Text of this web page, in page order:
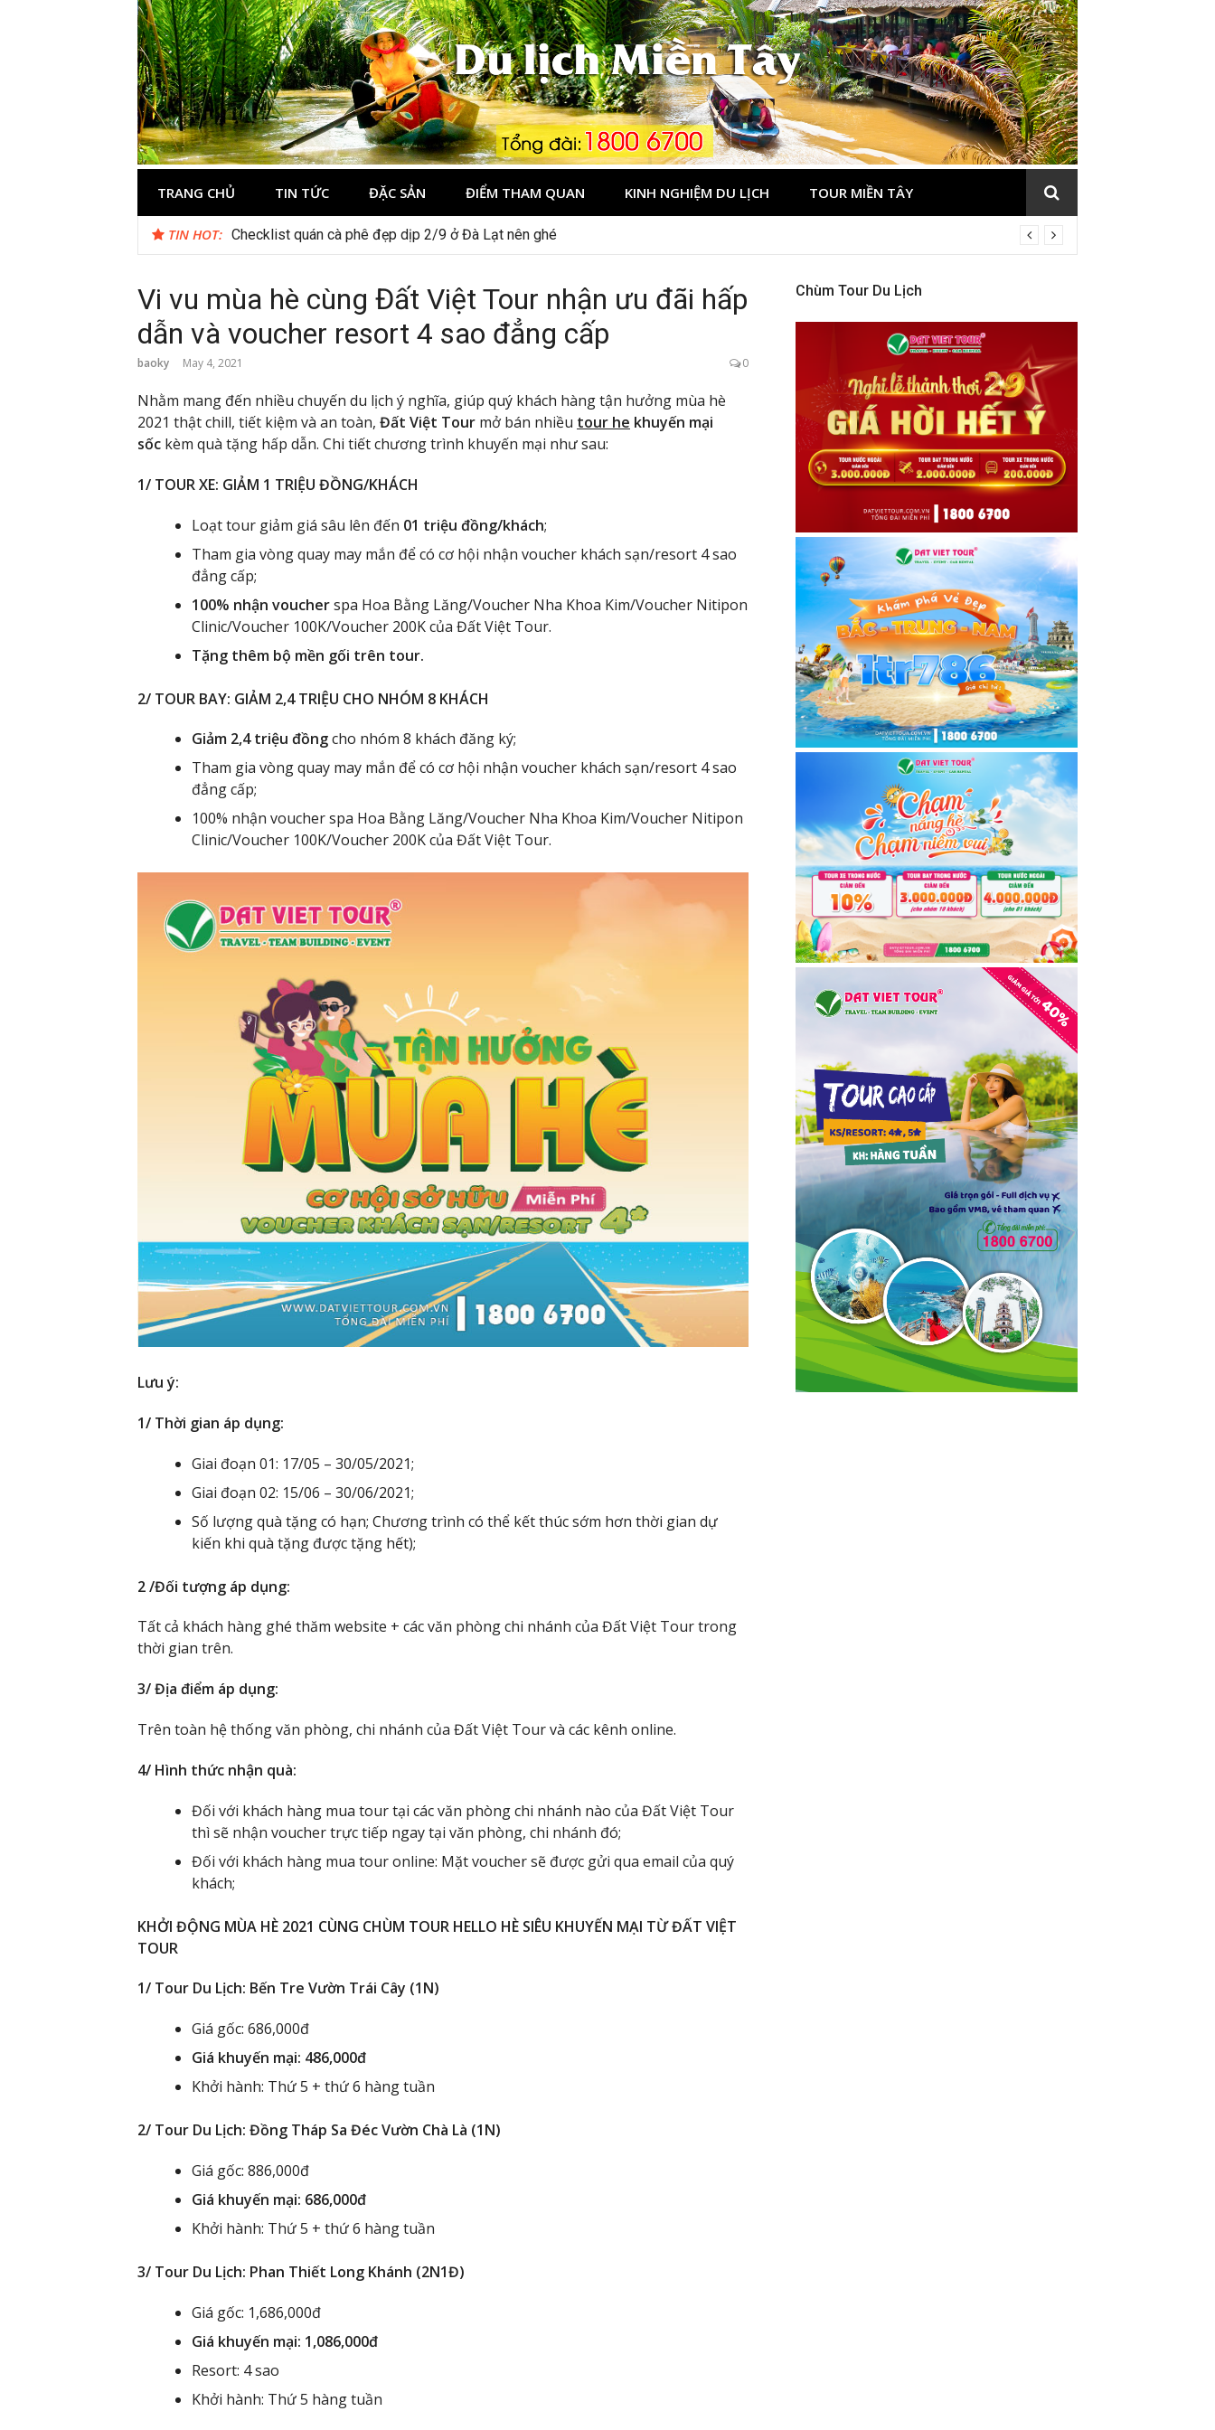
Du lịch Miền Tây
TRANG CHỦ TIN TỨC ĐẶC SẢN ĐIỂM THAM QUAN KINH NGHIỆM DU LỊCH TOUR MIỀN TÂY
TIN HOT: Checklist quán cà phê đẹp dịp 2/9 ở Đà Lạt nên ghé
Vi vu mùa hè cùng Đất Việt Tour nhận ưu đãi hấp
dẫn và voucher resort 4 sao đẳng cấp
baoky May 4, 2021 0
Nhằm mang đến nhiều chuyến du lịch ý nghĩa, giúp quý khách hàng tận hưởng mùa hè
2021 thật chill, tiết kiệm và an toàn, Đất Việt Tour mở bán nhiều tour he khuyến mại
sốc kèm quà tặng hấp dẫn. Chi tiết chương trình khuyến mại như sau:
1/ TOUR XE: GIẢM 1 TRIỆU ĐỒNG/KHÁCH
Loạt tour giảm giá sâu lên đến 01 triệu đồng/khách;
Tham gia vòng quay may mắn để có cơ hội nhận voucher khách sạn/resort 4 sao
đẳng cấp;
100% nhận voucherspa Hoa Bằng Lăng/Voucher Nha Khoa Kim/Voucher Nitipon
Clinic/Voucher 100K/Voucher 200K của Đất Việt Tour.
Tặng thêm bộ mền gối trên tour.
2/ TOUR BAY: GIẢM 2,4 TRIỆU CHO NHÓM 8 KHÁCH
Giảm 2,4 triệu đồngcho nhóm 8 khách đăng ký;
Tham gia vòng quay may mắn để có cơ hội nhận voucher khách sạn/resort 4 sao
đẳng cấp;
100% nhận voucher spa Hoa Bằng Lăng/Voucher Nha Khoa Kim/Voucher Nitipon
Clinic/Voucher 100K/Voucher 200K của Đất Việt Tour.
Lưu ý:
1/ Thời gian áp dụng:
Giai đoạn 01: 17/05 – 30/05/2021;
Giai đoạn 02: 15/06 – 30/06/2021;
Số lượng quà tặng có hạn; Chương trình có thể kết thúc sớm hơn thời gian dự
kiến khi quà tặng được tặng hết);
2 /Đối tượng áp dụng:
Tất cả khách hàng ghé thăm website + các văn phòng chi nhánh của Đất Việt Tour trong
thời gian trên.
3/ Địa điểm áp dụng:
Trên toàn hệ thống văn phòng, chi nhánh của Đất Việt Tour và các kênh online.
4/ Hình thức nhận quà:
Đối với khách hàng mua tour tại các văn phòng chi nhánh nào của Đất Việt Tour
thì sẽ nhận voucher trực tiếp ngay tại văn phòng, chi nhánh đó;
Đối với khách hàng mua tour online: Mặt voucher sẽ được gửi qua email của quý
khách;
KHỞI ĐỘNG MÙA HÈ 2021 CÙNG CHÙM TOUR HELLO HÈ SIÊU KHUYẾN MẠI TỪ ĐẤT VIỆT
TOUR
1/ Tour Du Lịch: Bến Tre Vườn Trái Cây (1N)
Giá gốc: 686,000đ
Giá khuyến mại: 486,000đ
Khởi hành: Thứ 5 + thứ 6 hàng tuần
2/ Tour Du Lịch: Đồng Tháp Sa Đéc Vườn Chà Là (1N)
Giá gốc: 886,000đ
Giá khuyến mại: 686,000đ
Khởi hành: Thứ 5 + thứ 6 hàng tuần
3/ Tour Du Lịch: Phan Thiết Long Khánh (2N1Đ)
Giá gốc: 1,686,000đ
Giá khuyến mại: 1,086,000đ
Resort: 4 sao
Khởi hành: Thứ 5 hàng tuần
Chùm Tour Du Lịch